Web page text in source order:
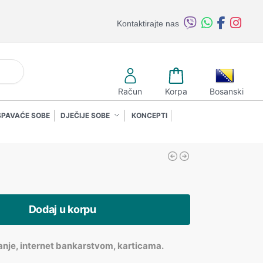
Kontaktirajte nas
Račun Korpa Bosanski
SOBE DJEČIJE SOBE KONCEPTI
Dodaj u korpu
internet bankarstvom, karticama.